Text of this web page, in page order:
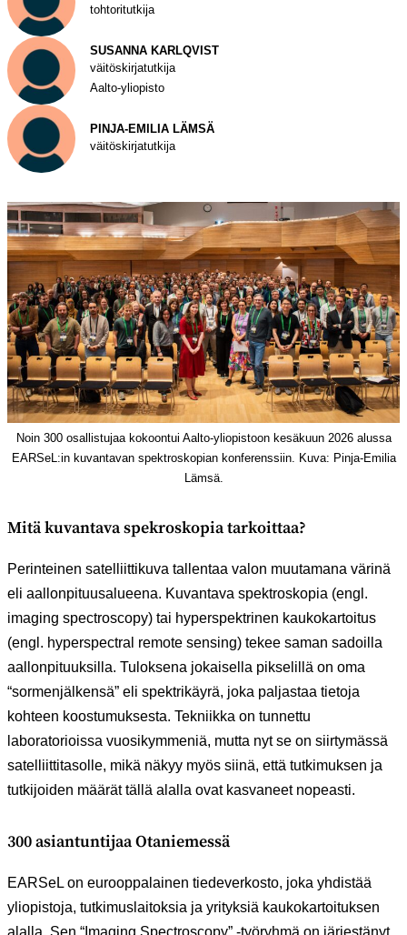
tohtoritutkija
SUSANNA KARLQVIST
väitöskirjatutkija
Aalto-yliopisto
PINJA-EMILIA LÄMSÄ
väitöskirjatutkija
Noin 300 osallistujaa kokoontui Aalto-yliopistoon kesäkuun 2026 alussa
EARSeL:in kuvantavan spektroskopian konferenssiin. Kuva: Pinja-Emilia
Lämsä.
Mitä kuvantava spekroskopia tarkoittaa?
Perinteinen satelliittikuva tallentaa valon muutamana värinä
eli aallonpituusalueena. Kuvantava spektroskopia (engl.
imaging spectroscopy) tai hyperspektrinen kaukokartoitus
(engl. hyperspectral remote sensing) tekee saman sadoilla
aallonpituuksilla. Tuloksena jokaisella pikselillä on oma
“sormenjälkensä” eli spektrikäyrä, joka paljastaa tietoja
kohteen koostumuksesta. Tekniikka on tunnettu
laboratorioissa vuosikymmeniä, mutta nyt se on siirtymässä
satelliittitasolle, mikä näkyy myös siinä, että tutkimuksen ja
tutkijoiden määrät tällä alalla ovat kasvaneet nopeasti.
300 asiantuntijaa Otaniemessä
EARSeL on eurooppalainen tiedeverkosto, joka yhdistää
yliopistoja, tutkimuslaitoksia ja yrityksiä kaukokartoituksen